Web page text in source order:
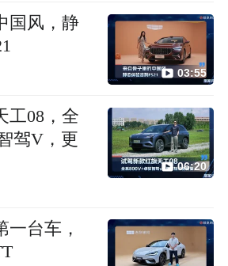
国风，静
03:55
工08，全
驾V，更
06:20
一台车，